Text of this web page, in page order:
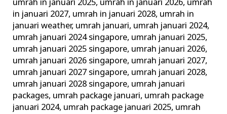
umrah in januari 2025, umrah in januari 2026, umrah
in januari 2027, umrah in januari 2028, umrah in
januari weather, umrah januari, umrah januari 2024,
umrah januari 2024 singapore, umrah januari 2025,
umrah januari 2025 singapore, umrah januari 2026,
umrah januari 2026 singapore, umrah januari 2027,
umrah januari 2027 singapore, umrah januari 2028,
umrah januari 2028 singapore, umrah januari
packages, umrah package januari, umrah package
januari 2024, umrah package januari 2025, umrah